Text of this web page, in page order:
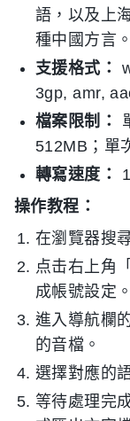
語，以及上
種中國方言。
支援格式：
3gp, amr,
檔案限制：
512MB；單
轉寫速度：
操作教程：
在瀏覽器搜
点击右上角
成帳號設定。
進入導航欄
的音檔。
選擇對應的
等待處理完